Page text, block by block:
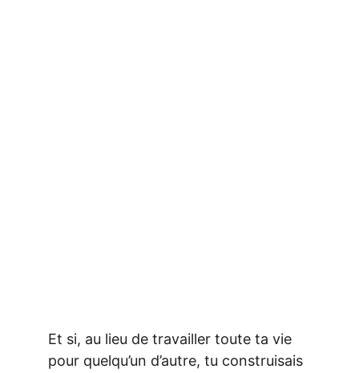
Et si, au lieu de travailler toute ta vie
pour quelqu’un d’autre, tu construisais